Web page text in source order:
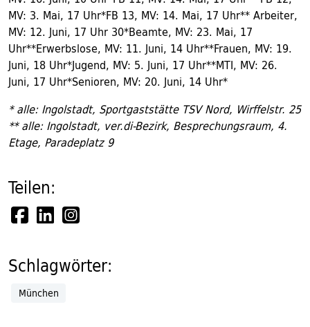
MV: 3. Mai, 17 Uhr*FB 13, MV: 14. Mai, 17 Uhr** Arbeiter,
MV: 12. Juni, 17 Uhr 30*Beamte, MV: 23. Mai, 17
Uhr**Erwerbslose, MV: 11. Juni, 14 Uhr**Frauen, MV: 19.
Juni, 18 Uhr*Jugend, MV: 5. Juni, 17 Uhr**MTI, MV: 26.
Juni, 17 Uhr*Senioren, MV: 20. Juni, 14 Uhr*
* alle: Ingolstadt, Sportgaststätte TSV Nord, Wirffelstr. 25
** alle: Ingolstadt, ver.di-Bezirk, Besprechungsraum, 4.
Etage, Paradeplatz 9
Teilen:
Schlagwörter:
München